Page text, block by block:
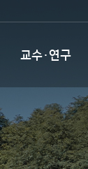
교수·연구